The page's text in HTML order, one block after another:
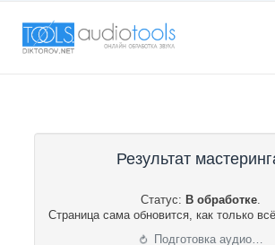
Результат
Статус: В обработке.
Страница сама обновится, как только
⟳ Подготовка аудио…